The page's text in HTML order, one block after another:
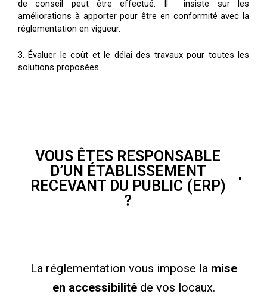
de conseil peut être effectué. Il insiste sur les
améliorations à apporter pour être en conformité avec la
réglementation en vigueur.
3. Évaluer le coût et le délai des travaux pour toutes les
solutions proposées.
VOUS ÊTES RESPONSABLE
D’UN ÉTABLISSEMENT
RECEVANT DU PUBLIC (ERP)
?
La réglementation vous impose la mise
en accessibilitéde vos locaux.